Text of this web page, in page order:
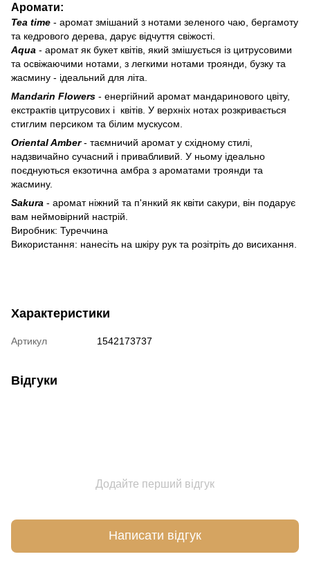
Аромати:
Tea time - аромат змішаний з нотами зеленого чаю, бергамоту
та кедрового дерева, дарує відчуття свіжості.
Aqua - аромат як букет квітів, який змішується із цитрусовими
та освіжаючими нотами, з легкими нотами троянди, бузку та
жасмину - ідеальний для літа.
Mandarin Flowers - енергійний аромат мандаринового цвіту,
екстрактів цитрусових і квітів. У верхніх нотах розкривається
стиглим персиком та білим мускусом.
Oriental Amber- таємничий аромат у східному стилі,
надзвичайно сучасний і привабливий. У ньому ідеально
поєднуються екзотична амбра з ароматами троянди та
жасмину.
Sakura - аромат ніжний та п'янкий як квіти сакури, він подарує
вам неймовірний настрій.
Виробник: Туреччина
Використання: нанесіть на шкіру рук та розітріть до висихання.
Характеристики
Артикул 1542173737
Відгуки
Додайте перший відгук
Написати відгук